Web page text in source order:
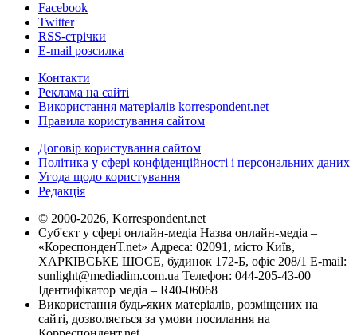
Facebook
Twitter
RSS-стрічки
E-mail розсилка
Контакти
Реклама на сайті
Використання матеріалів korrespondent.net
Правила користування сайтом
Договір користування сайтом
Політика у сфері конфіденційності і персональних даних
Угода щодо користування
Редакція
© 2000-2026, Korrespondent.net
Суб'єкт у сфері онлайн-медіа Назва онлайн-медіа –
«КореспонденТ.net» Адреса: 02091, місто Київ,
ХАРКІВСЬКЕ ШОСЕ, будинок 172-Б, офіс 208/1 E-mail:
sunlight@mediadim.com.ua Телефон: 044-205-43-00
Ідентифікатор медіа – R40-06068
Використання будь-яких матеріалів, розміщених на
сайті, дозволяється за умови посилання на